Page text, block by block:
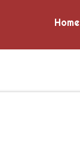
Home